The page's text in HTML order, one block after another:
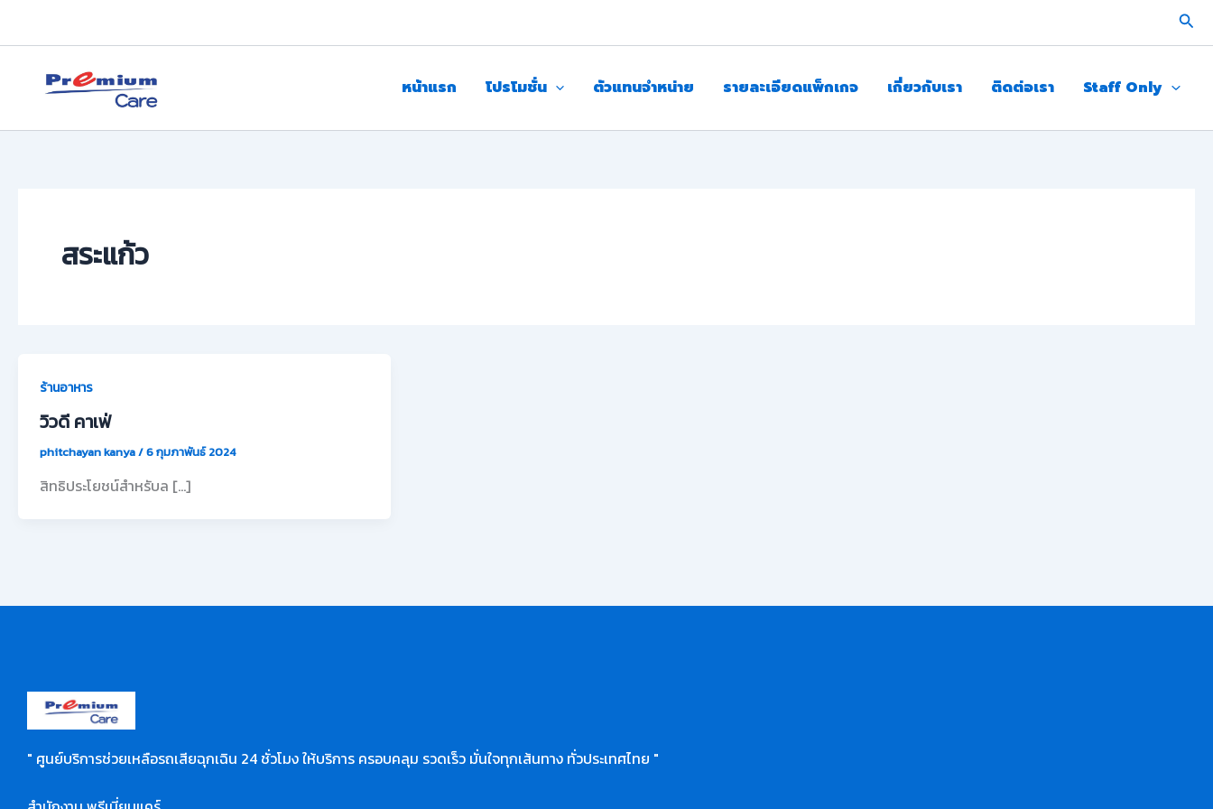
หน้าแรก โปรโมชั่น ตัวแทนจำหน่าย รายละเอียดแพ็กเกจ เกี่ยวกับเรา ติดต่อเรา Staff Only
สระแก้ว
ร้านอาหาร
วิวดี คาเฟ่
phitchayan kanya/6 กุมภาพันธ์ 2024
สิทธิประโยชน์สำหรับล […]
" ศูนย์บริการช่วยเหลือรถเสียฉุกเฉิน 24 ชั่วโมง ให้บริการ ครอบคลุม รวดเร็ว มั่นใจทุกเส้นทาง ทั่วประเทศไทย "